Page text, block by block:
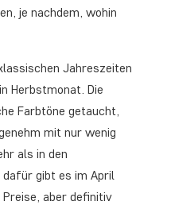
je nachdem, wohin
Jahreszeiten
Herbstmonat. Die
Farbtöne getaucht,
mit nur wenig
als in den
dafür gibt es im April
aber definitiv